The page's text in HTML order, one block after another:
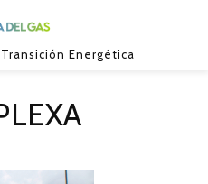
Energética